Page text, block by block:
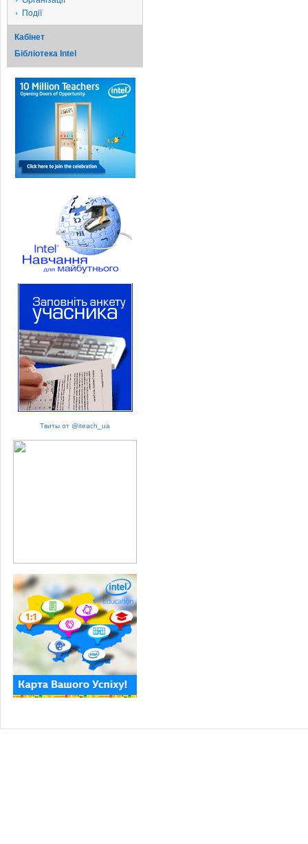
Події
Кабінет
Бібліотека Intel
Твиты от @iteach_ua